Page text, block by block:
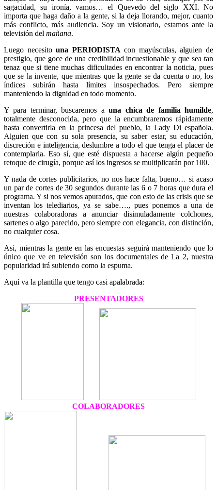
sagacidad, su ironía, vamos… el Quevedo del siglo XXI. No
importa que haga daño a la gente, si la deja llorando, mejor, cuanto
más conflicto, más audiencia. Soy un visionario, estamos ante la
televisión del mañana.
Luego necesitouna PERIODISTA con mayúsculas, alguien de
prestigio, que goce de una credibilidad incuestionable y que sea tan
tenaz que si tiene muchas dificultades en encontrar la noticia, pues
que se la invente, que mientras que la gente se da cuenta o no, los
índices subirán hasta límites insospechados. Pero siempre
manteniendo la dignidad en todo momento.
Y para terminar, buscaremos auna chica de familia humilde,
totalmente desconocida, pero que la encumbraremos rápidamente
hasta convertirla en la princesa del pueblo, la Lady Di española.
Alguien que con su sola presencia, su saber estar, su educación,
discreción e inteligencia, deslumbre a todo el que tenga el placer de
contemplarla. Eso sí, que esté dispuesta a hacerse algún pequeño
retoque de cirugía, porque así los ingresos se multiplicarán por 100.
Y nada de cortes publicitarios, no nos hace falta, bueno… si acaso
un par de cortes de 30 segundos durante las 6 o 7 horas que dura el
programa. Y si nos vemos apurados, que con esto de las crisis que se
inventan los telediarios, ya se sabe…., pues ponemos a una de
nuestras colaboradoras a anunciar disimuladamente colchones,
sartenes o algo parecido, pero siempre con elegancia, con distinción,
no cualquier cosa.
Así, mientras la gente en las encuestas seguirá manteniendo que lo
único que ve en televisión son los documentales de La 2, nuestra
popularidad irá subiendo como la espuma.
Aquí va la plantilla que tengo casi apalabrada:
PRESENTADORES
COLABORADORES